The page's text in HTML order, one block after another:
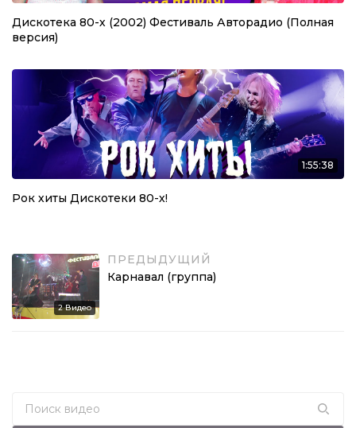
Дискотека 80-х (2002) Фестиваль Авторадио (Полная
версия)
1:55:38
Рок хиты Дискотеки 80-х!
2Видео
ПРЕДЫДУЩИЙ
Карнавал (группа)
Search for: